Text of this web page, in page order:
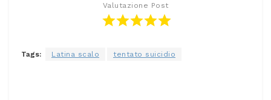
Valutazione Post
Tags: Latina scalo tentato suicidio